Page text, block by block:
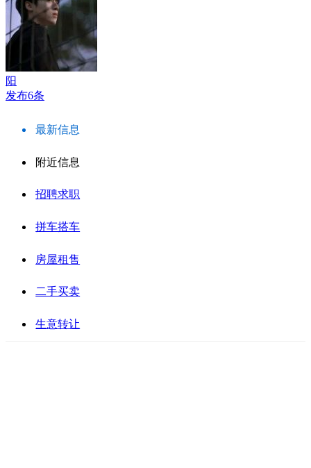
阳
发布6条
最新信息
附近信息
招聘求职
拼车搭车
房屋租售
二手买卖
生意转让